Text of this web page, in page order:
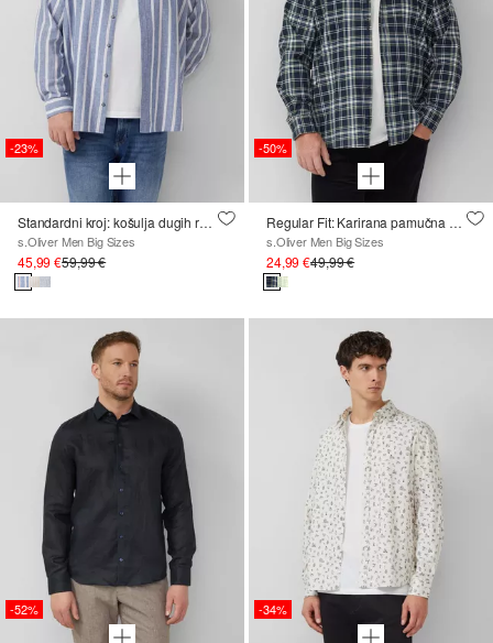
-23%
Standardni kroj: košulja dugih rukava od mješavine lana s prugama
s.Oliver Men Big Sizes
45,99 €59,99 €
-50%
Regular Fit: Karirana pamučna košulja s ovratnikom na kopčanje
s.Oliver Men Big Sizes
24,99 €49,99 €
-52% -34%